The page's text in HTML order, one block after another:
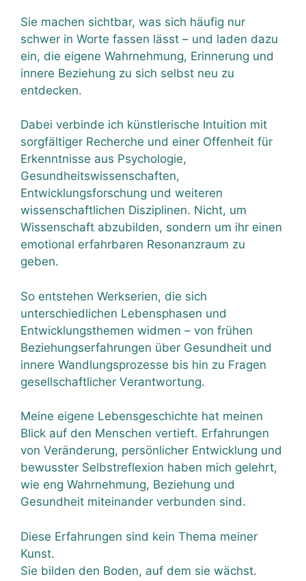
Sie machen sichtbar, was sich häufig nur
schwer in Worte fassen lässt – und laden dazu
ein, die eigene Wahrnehmung, Erinnerung und
innere Beziehung zu sich selbst neu zu
entdecken.
Dabei verbinde ich künstlerische Intuition mit
sorgfältiger Recherche und einer Offenheit für
Erkenntnisse aus Psychologie,
Gesundheitswissenschaften,
Entwicklungsforschung und weiteren
wissenschaftlichen Disziplinen. Nicht, um
Wissenschaft abzubilden, sondern um ihr einen
emotional erfahrbaren Resonanzraum zu
geben.
So entstehen Werkserien, die sich
unterschiedlichen Lebensphasen und
Entwicklungsthemen widmen – von frühen
Beziehungserfahrungen über Gesundheit und
innere Wandlungsprozesse bis hin zu Fragen
gesellschaftlicher Verantwortung.
Meine eigene Lebensgeschichte hat meinen
Blick auf den Menschen vertieft. Erfahrungen
von Veränderung, persönlicher Entwicklung und
bewusster Selbstreflexion haben mich gelehrt,
wie eng Wahrnehmung, Beziehung und
Gesundheit miteinander verbunden sind.
Diese Erfahrungen sind kein Thema meiner
Kunst.
Sie bilden den Boden, auf dem sie wächst.